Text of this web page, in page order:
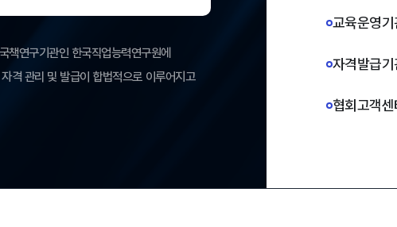
책연구기관인 한국직업능력연구원에
격 관리 및 발급이 합법적으로 이루어지고
교육운영기
자격발급기
협회고객센